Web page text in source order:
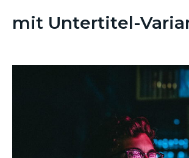
mit Untertitel-